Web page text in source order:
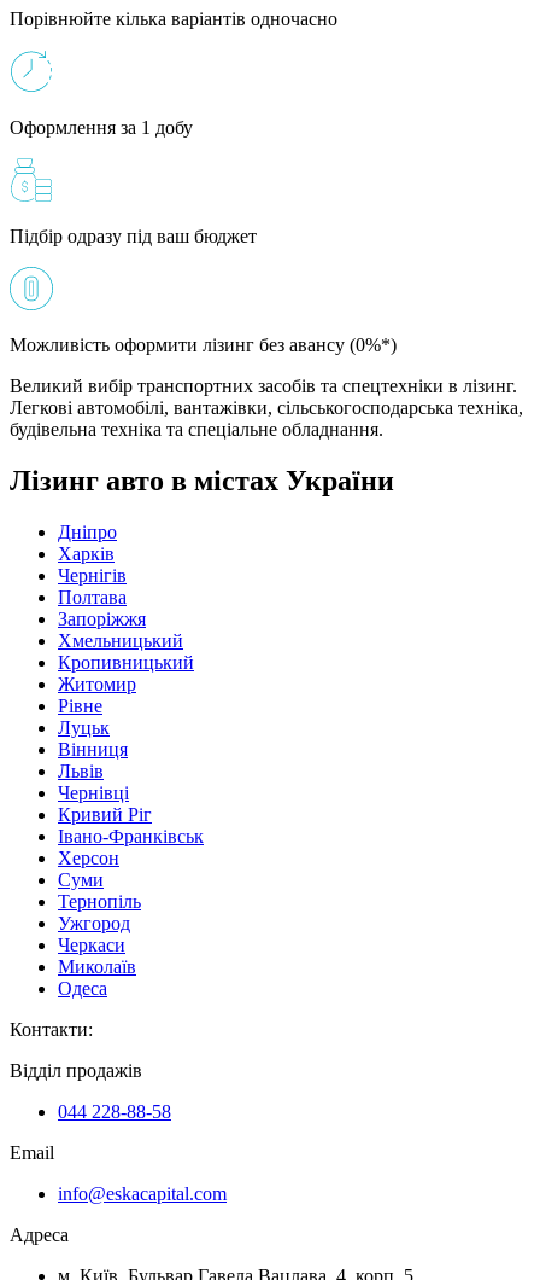
Порівнюйте кілька варіантів одночасно
Оформлення за 1 добу
Підбір одразу під ваш бюджет
Можливість оформити лізинг без авансу (0%*)
Великий вибір транспортних засобів та спецтехніки в лізинг.
Легкові автомобілі, вантажівки, сільськогосподарська техніка,
будівельна техніка та спеціальне обладнання.
Лізинг авто в містах України
Дніпро
Харків
Чернігів
Полтава
Запоріжжя
Хмельницький
Кропивницький
Житомир
Рівне
Луцьк
Вінниця
Львів
Чернівці
Кривий Ріг
Івано-Франківськ
Херсон
Суми
Тернопіль
Ужгород
Черкаси
Миколаїв
Одеса
Контакти:
Відділ продажів
044 228-88-58
Email
info@eskacapital.com
Адреса
м. Київ, Бульвар Гавела Вацлава, 4, корп. 5.